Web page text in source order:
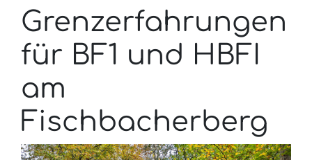
Grenzerfahrungen
für BF1 und HBFI
am
Fischbacherberg